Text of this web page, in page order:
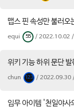
맵스 핀 속성만 불러오
equi 55 / 2022.10.02 /
위키 기능 하위 문단 발
chun 123 / 2022.09.30
임무 아이템 '천일야사